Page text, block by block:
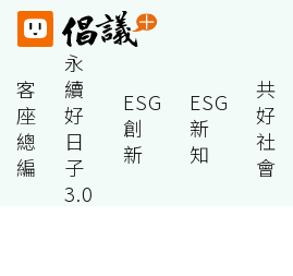
客
座
總
編
永
續
好
日
子
3.0
ESG
創
新
ESG
新
知
共
好
社
會